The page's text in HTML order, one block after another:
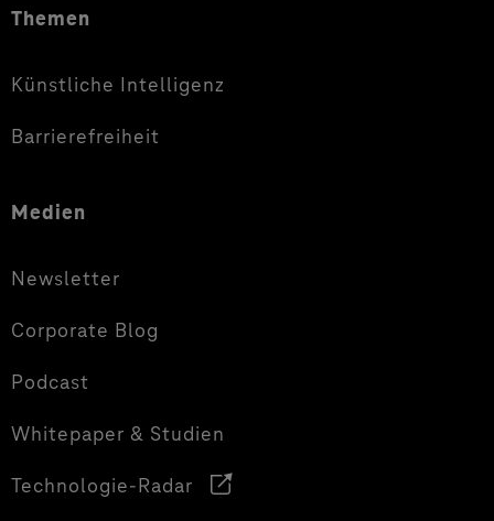
Themen
Künstliche Intelligenz
Barrierefreiheit
Medien
Newsletter
Corporate Blog
Podcast
Whitepaper & Studien
Technologie-Radar